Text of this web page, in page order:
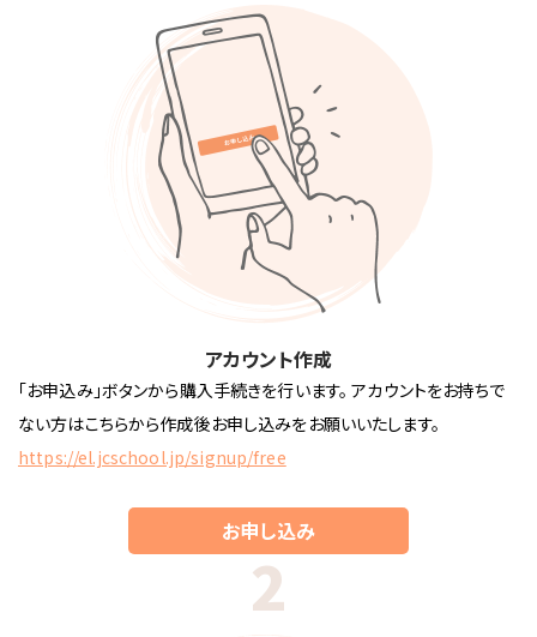
アカウント作成
「お申込み」ボタンから購入手続きを行います。 アカウントをお持ちで
ない方はこちらから作成後お申し込みをお願いいたします。
https://el.jcschool.jp/signup/free
お申し込み
2